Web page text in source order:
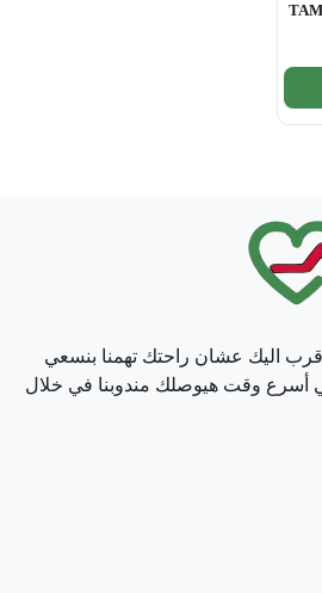
اليك عشان راحتك تهمنا بنسعي
أسرع وقت هيوصلك مندوبنا في خلال